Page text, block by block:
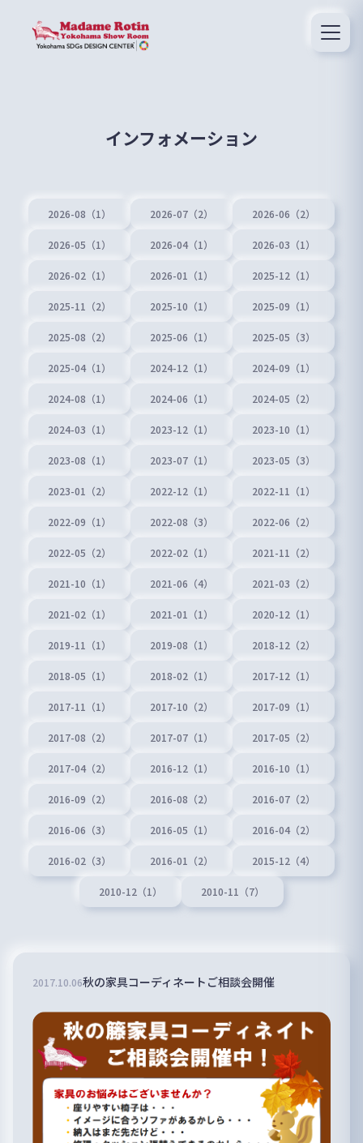
インフォメーション
2026-08（1） 2026-07（2） 2026-06（2）
2026-05（1） 2026-04（1） 2026-03（1）
2026-02（1） 2026-01（1） 2025-12（1）
2025-11（2） 2025-10（1） 2025-09（1）
2025-08（2） 2025-06（1） 2025-05（3）
2025-04（1） 2024-12（1） 2024-09（1）
2024-08（1） 2024-06（1） 2024-05（2）
2024-03（1） 2023-12（1） 2023-10（1）
2023-08（1） 2023-07（1） 2023-05（3）
2023-01（2） 2022-12（1） 2022-11（1）
2022-09（1） 2022-08（3） 2022-06（2）
2022-05（2） 2022-02（1） 2021-11（2）
2021-10（1） 2021-06（4） 2021-03（2）
2021-02（1） 2021-01（1） 2020-12（1）
2019-11（1） 2019-08（1） 2018-12（2）
2018-05（1） 2018-02（1） 2017-12（1）
2017-11（1） 2017-10（2） 2017-09（1）
2017-08（2） 2017-07（1） 2017-05（2）
2017-04（2） 2016-12（1） 2016-10（1）
2016-09（2） 2016-08（2） 2016-07（2）
2016-06（3） 2016-05（1） 2016-04（2）
2016-02（3） 2016-01（2） 2015-12（4）
2010-12（1） 2010-11（7）
2017.10.06秋の家具コーディネートご相談会開催